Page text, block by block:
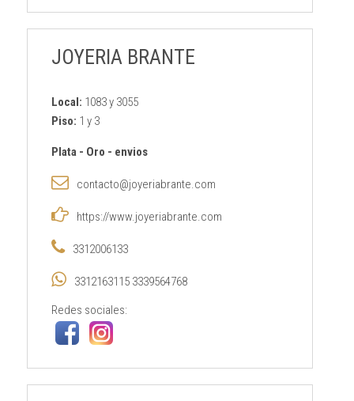
JOYERIA BRANTE
Local: 1083 y 3055
Piso: 1 y 3
Plata- Oro - envios
contacto@joyeriabrante.com
https://www.joyeriabrante.com
3312006133
3312163115 3339564768
Redes sociales: